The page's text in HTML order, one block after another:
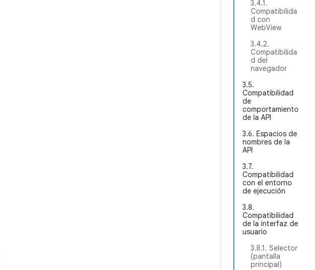
3.4.1.
Compatibilida
d con
WebView
3.4.2.
Compatibilida
d del
navegador
3.5.
Compatibilidad
de
comportamiento
de la API
3.6. Espacios de
nombres de la
API
3.7.
Compatibilidad
con el entorno
de ejecución
3.8.
Compatibilidad
de la interfaz de
usuario
3.8.1. Selector
(pantalla
principal)